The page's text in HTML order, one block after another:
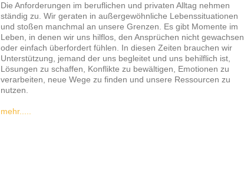
Die Anforderungen im beruflichen und privaten Alltag nehmen
ständig zu. Wir geraten in außergewöhnliche Lebenssituationen
und stoßen manchmal an unsere Grenzen. Es gibt Momente im
Leben, in denen wir uns hilflos, den Ansprüchen nicht gewachsen
oder einfach überfordert fühlen. In diesen Zeiten brauchen wir
Unterstützung, jemand der uns begleitet und uns behilflich ist,
Lösungen zu schaffen, Konflikte zu bewältigen, Emotionen zu
verarbeiten, neue Wege zu finden und unsere Ressourcen zu
nutzen.
mehr.....